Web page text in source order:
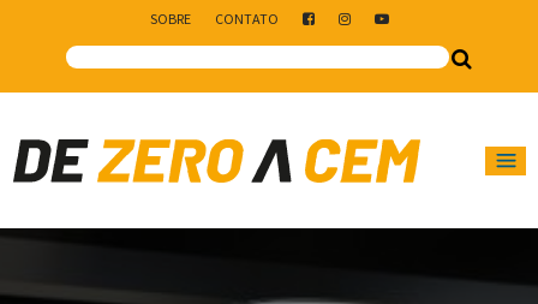
SOBRE CONTATO
Main Navigation